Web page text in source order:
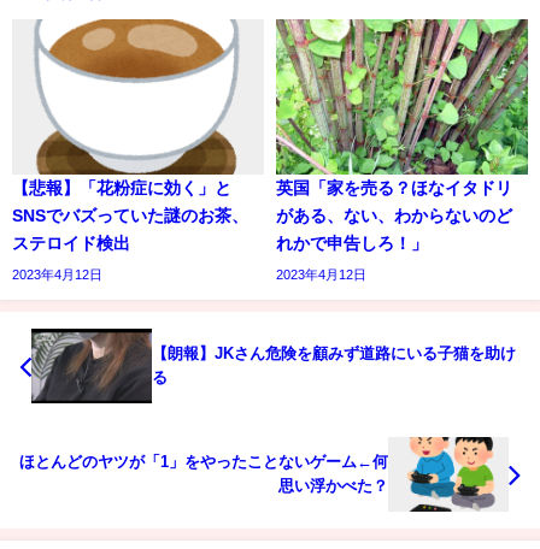
【悲報】「花粉症に効く」と
SNSでバズっていた謎のお茶、
ステロイド検出
2023年4月12日
英国「家を売る？ほなイタドリ
がある、ない、わからないのど
れかで申告しろ！」
2023年4月12日
【朗報】JKさん危険を顧みず道路にいる子猫を助け
る
ほとんどのヤツが「1」をやったことないゲーム←何
思い浮かべた？